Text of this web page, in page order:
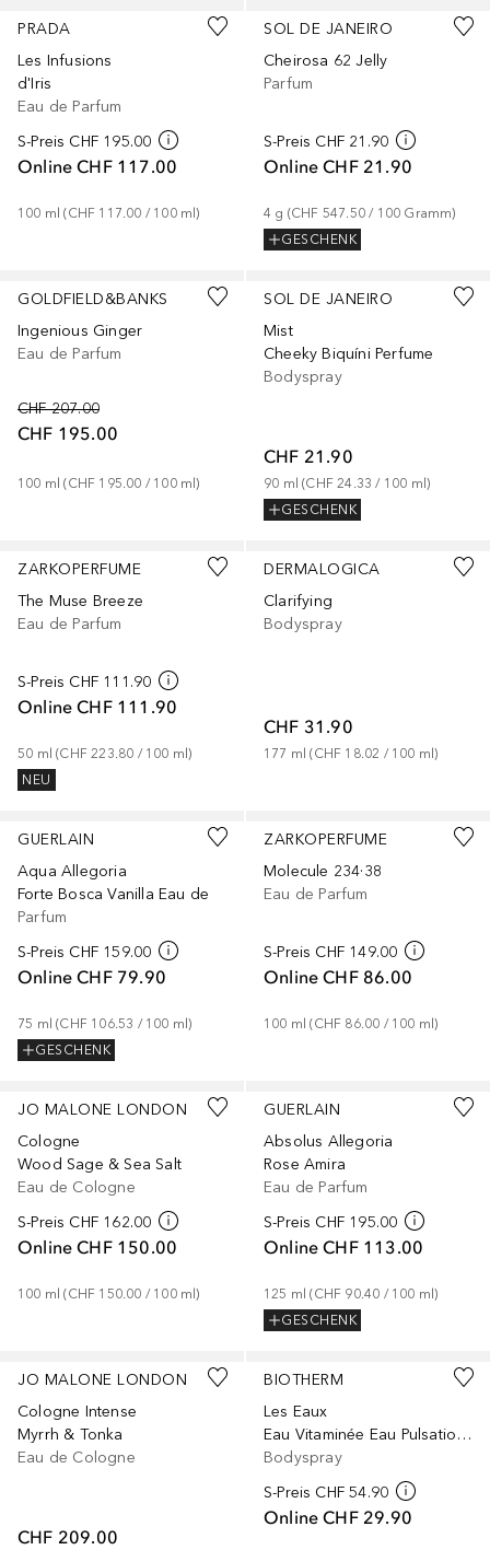
PRADA
Les Infusions
d'Iris
Eau de Parfum
S-Preis CHF 195.00
Online CHF 117.00
100 ml (CHF 117.00 / 100 ml)
SOL DE JANEIRO
Cheirosa 62 Jelly
Parfum
S-Preis CHF 21.90
Online CHF 21.90
4 g (CHF 547.50 / 100 Gramm)
GESCHENK
GOLDFIELD&BANKS
Ingenious Ginger
Eau de Parfum
CHF 207.00
CHF 195.00
100 ml (CHF 195.00 / 100 ml)
SOL DE JANEIRO
Mist
Cheeky Biquíni Perfume
Bodyspray
CHF 21.90
90 ml (CHF 24.33 / 100 ml)
GESCHENK
ZARKOPERFUME
The Muse Breeze
Eau de Parfum
S-Preis CHF 111.90
Online CHF 111.90
50 ml (CHF 223.80 / 100 ml)
NEU
DERMALOGICA
Clarifying
Bodyspray
CHF 31.90
177 ml (CHF 18.02 / 100 ml)
GUERLAIN
Aqua Allegoria
Forte Bosca Vanilla Eau de
Parfum
S-Preis CHF 159.00
Online CHF 79.90
75 ml (CHF 106.53 / 100 ml)
GESCHENK
ZARKOPERFUME
Molecule 234·38
Eau de Parfum
S-Preis CHF 149.00
Online CHF 86.00
100 ml (CHF 86.00 / 100 ml)
JO MALONE LONDON
Cologne
Wood Sage & Sea Salt
Eau de Cologne
S-Preis CHF 162.00
Online CHF 150.00
100 ml (CHF 150.00 / 100 ml)
GUERLAIN
Absolus Allegoria
Rose Amira
Eau de Parfum
S-Preis CHF 195.00
Online CHF 113.00
125 ml (CHF 90.40 / 100 ml)
GESCHENK
JO MALONE LONDON
Cologne Intense
Myrrh & Tonka
Eau de Cologne
CHF 209.00
BIOTHERM
Les Eaux
Eau Vitaminée Eau Pulsation Berry
Bodyspray
S-Preis CHF 54.90
Online CHF 29.90